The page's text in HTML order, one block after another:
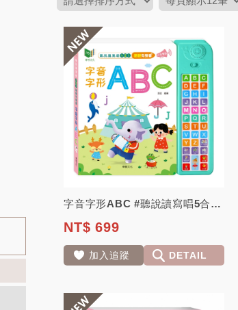
字音字形ABC #聽說讀寫唱5合1 英文有聲書超高CP值
NT$ 699
加入追蹤 DETAIL